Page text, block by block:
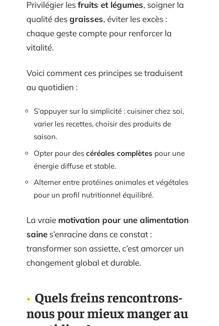
Privilégier lesfruits et légumes, soigner la
qualité desgraisses, éviter les excès :
chaque geste compte pour renforcer la
vitalité.
Voici comment ces principes se traduisent
au quotidien :
S’appuyer sur la simplicité : cuisiner chez soi,
varier les recettes, choisir des produits de
saison.
Opter pour des céréales complètes pour une
énergie diffuse et stable.
Alterner entre protéines animales et végétales
pour un profil nutritionnel équilibré.
La vraie motivation pour une alimentation
saine s’enracine dans ce constat :
transformer son assiette, c’est amorcer un
changement global et durable.
Quels freins rencontrons-
nous pour mieux manger au